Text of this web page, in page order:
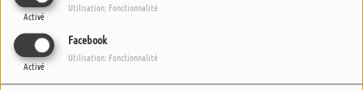
Activé
Utilisation: Fonctionnalité
Facebook
Activé
Utilisation: Fonctionnalité
Chaque semaine Nadia vous invite à plonger dans des récits choisis,
tirés de la littérature jeunesse.
Tendez bien l'oreille ici ce sont les enfants qui vous lisent l'histoire...